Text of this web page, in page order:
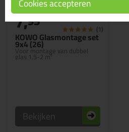
KOWO Glasmontage set
9x4 (26)
Voor montage van dubbel
glas 1,5-2 m²
7,95 (1)
Bekijken